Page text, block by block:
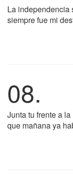
La independencia
siempre fue mi
08.
Junta tu frente a
que mañana ya